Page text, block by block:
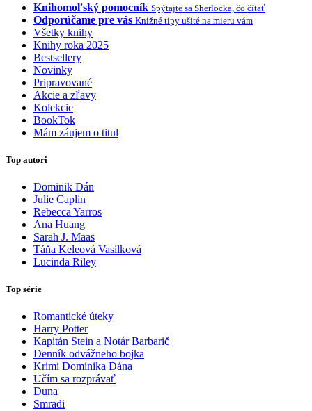
Knihomoľský pomocník Spýtajte sa Sherlocka, čo čítať
Odporúčame pre vás Knižné tipy ušité na mieru vám
Všetky knihy
Knihy roka 2025
Bestsellery
Novinky
Pripravované
Akcie a zľavy
Kolekcie
BookTok
Mám záujem o titul
Top autori
Dominik Dán
Julie Caplin
Rebecca Yarros
Ana Huang
Sarah J. Maas
Táňa Keleová Vasilková
Lucinda Riley
Top série
Romantické úteky
Harry Potter
Kapitán Stein a Notár Barbarič
Denník odvážneho bojka
Krimi Dominika Dána
Učím sa rozprávať
Duna
Smradi